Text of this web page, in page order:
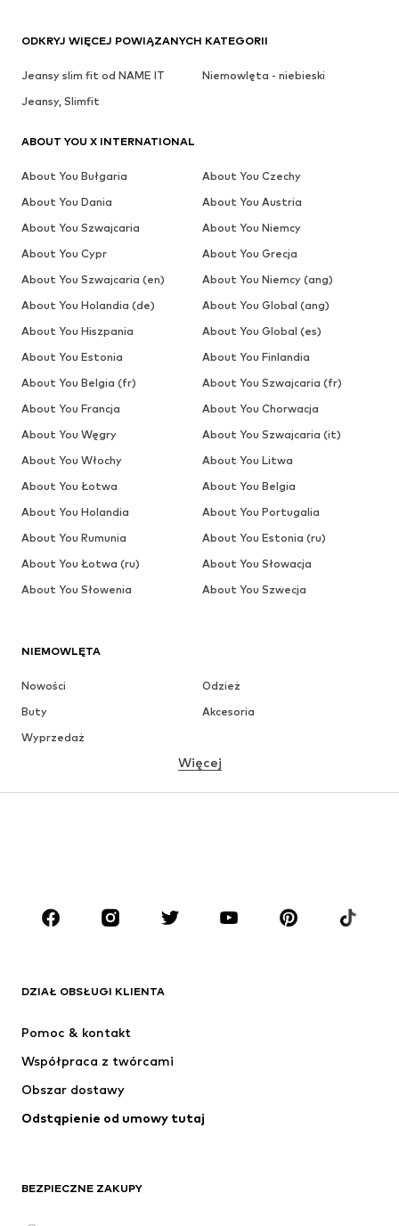
NIEMOWLĘTA
Nowości
Odzież
Buty
Akcesoria
Wyprzedaż
MARKI
Next
Jordan
Więcej
DZIAŁ OBSŁUGI KLIENTA
Pomoc & kontakt
Współpraca z twórcami
Obszar dostawy
Odstąpienie od umowy tutaj
BEZPIECZNE ZAKUPY
ODKRYJ WIĘCEJ POWIĄZANYCH KATEGORII
Jeansy slim fit od NAME IT
Niemowlęta - niebieski
Jeansy, Slimfit
ABOUT YOU X INTERNATIONAL
About You Bułgaria
About You Czechy
About You Dania
About You Austria
About You Szwajcaria
About You Niemcy
About You Cypr
About You Grecja
About You Szwajcaria (en)
About You Niemcy (ang)
About You Holandia (de)
About You Global (ang)
About You Hiszpania
About You Global (es)
About You Estonia
About You Finlandia
About You Belgia (fr)
About You Szwajcaria (fr)
About You Francja
About You Chorwacja
About You Węgry
About You Szwajcaria (it)
About You Włochy
About You Litwa
About You Łotwa
About You Belgia
About You Holandia
About You Portugalia
About You Rumunia
About You Estonia (ru)
About You Łotwa (ru)
About You Słowacja
About You Słowenia
About You Szwecja